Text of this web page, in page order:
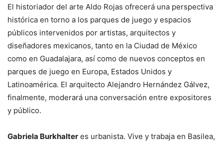
El historiador del arte Aldo Rojas ofrecerá una perspectiva
histórica en torno a los parques de juego y espacios
públicos intervenidos por artistas, arquitectos y
diseñadores mexicanos, tanto en la Ciudad de México
como en Guadalajara, así como de nuevos conceptos en
parques de juego en Europa, Estados Unidos y
Latinoamérica. El arquitecto Alejandro Hernández Gálvez,
finalmente, moderará una conversación entre expositores
y público.
Gabriela Burkhalter es urbanista. Vive y trabaja en Basilea,